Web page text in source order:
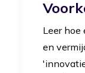
Leer
en